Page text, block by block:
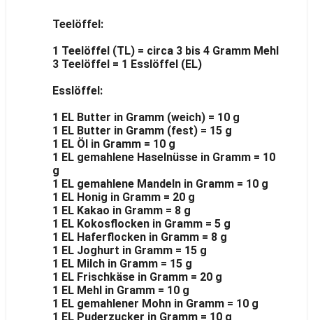
Teelöffel:
1 Teelöffel (TL) = circa 3 bis 4 Gramm Mehl
3 Teelöffel = 1 Esslöffel (EL)
Esslöffel:
1 EL Butter in Gramm (weich) = 10 g
1 EL Butter in Gramm (fest) = 15 g
1 EL Öl in Gramm = 10 g
1 EL gemahlene Haselnüsse in Gramm = 10
g
1 EL gemahlene Mandeln in Gramm = 10 g
1 EL Honig in Gramm = 20 g
1 EL Kakao in Gramm = 8 g
1 EL Kokosflocken in Gramm = 5 g
1 EL Haferflocken in Gramm = 8 g
1 EL Joghurt in Gramm = 15 g
1 EL Milch in Gramm = 15 g
1 EL Frischkäse in Gramm = 20 g
1 EL Mehl in Gramm = 10 g
1 EL gemahlener Mohn in Gramm = 10 g
1 EL Puderzucker in Gramm = 10 g